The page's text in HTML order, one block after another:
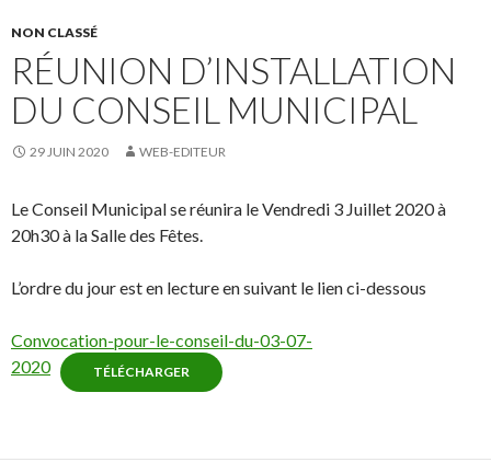
NON CLASSÉ
RÉUNION D’INSTALLATION
DU CONSEIL MUNICIPAL
29 JUIN 2020 WEB-EDITEUR
Le Conseil Municipal se réunira le Vendredi 3 Juillet 2020 à
20h30 à la Salle des Fêtes.
L’ordre du jour est en lecture en suivant le lien ci-dessous
Convocation-pour-le-conseil-du-03-07-
2020
TÉLÉCHARGER